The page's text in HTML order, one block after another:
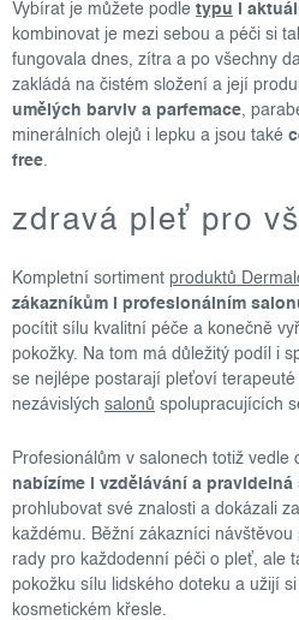
Vybírat je můžete podle typu i
kombinovat je mezi sebou a péči si
fungovala dnes, zítra a po všechny
zakládá na čistém složení a její
umělých barviv a parfemace,
minerálních olejů i lepku a jsou také
free.
zdravá pleť pro
Kompletní sortiment produktů
zákazníkům i profesionálním
pocítit sílu kvalitní péče a konečně
pokožky. Na tom má důležitý podíl i
se nejlépe postarají pleťoví
nezávislých salonů spolupracujících
Profesionálům v salonech totiž vedle
nabízíme i vzdělávání a pravidelná
prohlubovat své znalosti a dokázali
každému. Běžní zákazníci
rady pro každodenní péči o pleť, ale
pokožku sílu lidského doteku a užijí
kosmetickém křesle.